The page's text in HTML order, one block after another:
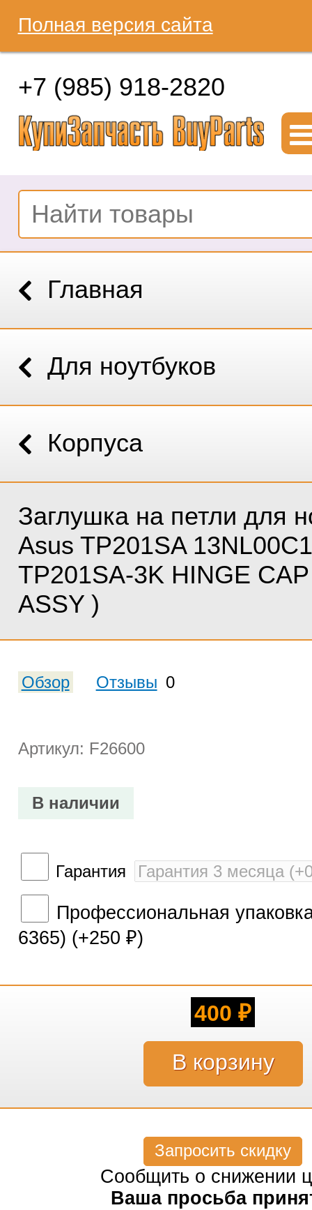
Полная версия сайта
+7 (985) 918-2820
Главная
Для ноутбуков
Корпуса
Заглушка на петли для
Asus TP201SA
TP201SA-3K HINGE
ASSY )
Обзор Отзывы 0
Артикул: F26600
В наличии
Гарантия
Профессиональная
6365) (+250 ₽)
400 ₽
Запросить скидку
Сообщить о снижении
Ваша просьба